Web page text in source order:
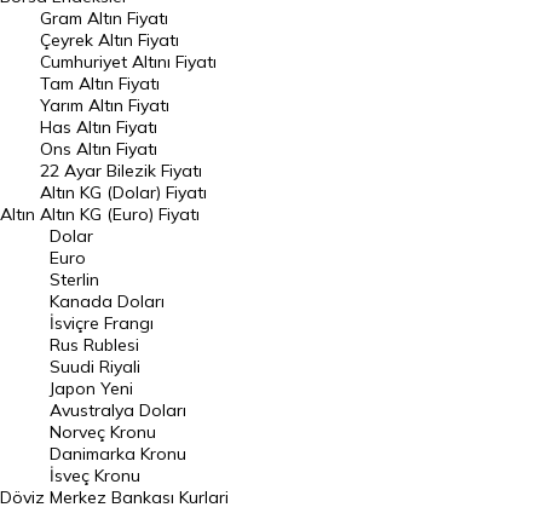
Raporlar
Endeksler
DÖVİZ
Döviz Kuru
Dolar Kuru
Euro Kuru
Pound Kuru
Frank Kuru
Riyal Kuru
Avustralya Doları
Danimarka Kronu Kuru
Kanada Doları Kuru
Norveç Kronu Kuru
Altın
Gram Altın Fiyatı
Çeyrek Altın Fiyatı
Cumhuriyet Altını Fiyatı
Tam Altın Fiyatı
Yarım Altın Fiyatı
Has Altın Fiyatı
Ons Altın Fiyatı
22 Ayar Bilezik Fiyatı
Altın KG (Dolar) Fiyatı
Altın KG (Euro) Fiyatı
Döviz
Dolar
Euro
Sterlin
Kanada Doları
İsviçre Frangı
Rus Rublesi
Suudi Riyali
Japon Yeni
Avustralya Doları
Norveç Kronu
Danimarka Kronu
İsveç Kronu
Merkez Bankası Kurlari